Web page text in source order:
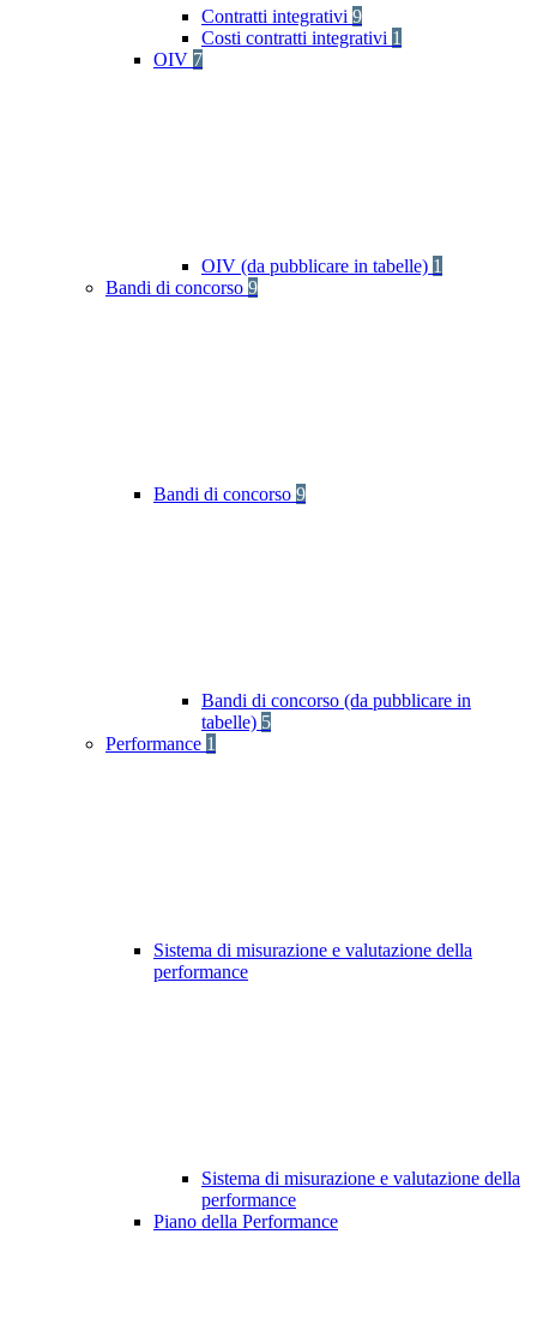
Contratti integrativi 9
Costi contratti integrativi 1
OIV 7
OIV (da pubblicare in tabelle) 1
Bandi di concorso 9
Bandi di concorso 9
Bandi di concorso (da pubblicare in
tabelle) 5
Performance 1
Sistema di misurazione e valutazione della
performance
Sistema di misurazione e valutazione della
performance
Piano della Performance